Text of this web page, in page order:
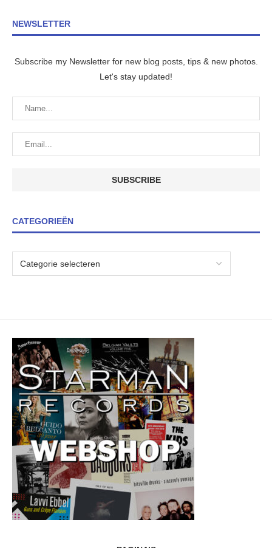
NEWSLETTER
Subscribe my Newsletter for new blog posts, tips & new photos.
Let's stay updated!
CATEGORIEËN